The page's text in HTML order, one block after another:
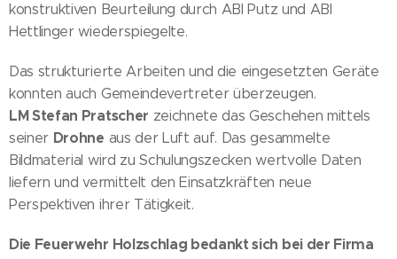
konstruktiven Beurteilung durch ABI Putz und ABI
Hettlinger wiederspiegelte.
Das strukturierte Arbeiten und die eingesetzten Geräte
konnten auch Gemeindevertreter überzeugen.
LM Stefan Pratscher zeichnete das Geschehen mittels
seiner Drohne aus der Luft auf. Das gesammelte
Bildmaterial wird zu Schulungszecken wertvolle Daten
liefern und vermittelt den Einsatzkräften neue
Perspektiven ihrer Tätigkeit.
Die Feuerwehr Holzschlag bedankt sich bei der Firma